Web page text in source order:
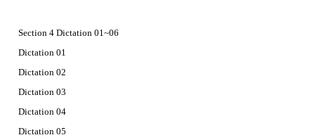
Section 4 Dictation 01~06
Dictation 01
Dictation 02
Dictation 03
Dictation 04
Dictation 05